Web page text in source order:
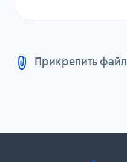
Прикрепить файл